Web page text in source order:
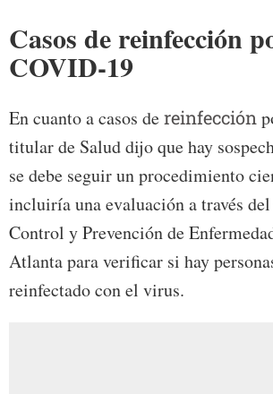
Casos de reinfección
COVID-19
En cuanto a casos dereinfección
titular de Salud dijo que hay
se debe seguir un procedimiento
incluiría una evaluación a través
Control y Prevención de
Atlanta para verificar si hay
reinfectado con el virus.